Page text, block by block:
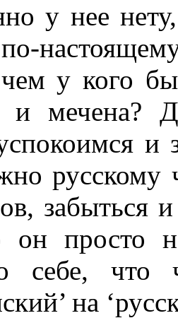
у нее
по-
у кого
и мечена?
и
русскому
забыться
он просто
себе, что
на